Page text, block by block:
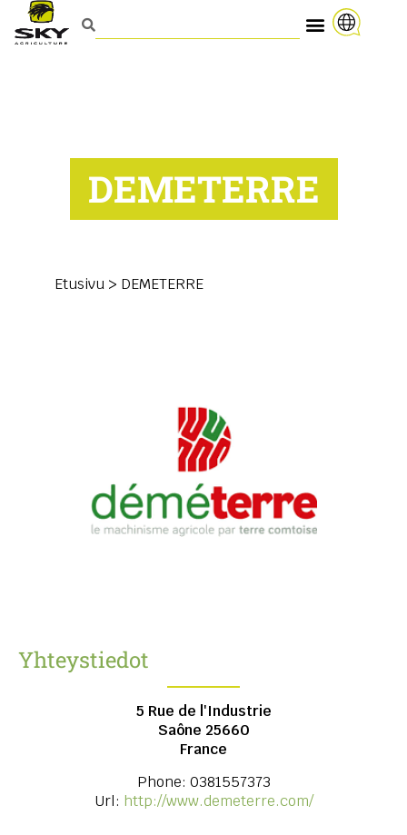
DEMETERRE
Etusivu > DEMETERRE
Yhteystiedot
5 Rue de l'Industrie
Saône 25660
France
Phone: 0381557373
Url: http://www.demeterre.com/